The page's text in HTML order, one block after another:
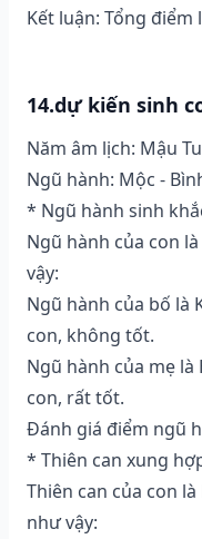
Kết luận: Tổng điểm
14.dự kiến sinh
Năm âm lịch: Mậu
Ngũ hành: Mộc -
* Ngũ hành sinh
Ngũ hành của con
vậy:
Ngũ hành của bố là
con, không tốt.
Ngũ hành của mẹ
con, rất tốt.
Đánh giá điểm ngũ
* Thiên can xung
Thiên can của con
như vậy: